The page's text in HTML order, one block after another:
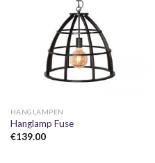
HANGLAMPEN
Hanglamp Fuse
€139.00